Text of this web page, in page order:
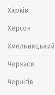
Харків
Херсон
Хмельницький
Черкаси
Чернігів